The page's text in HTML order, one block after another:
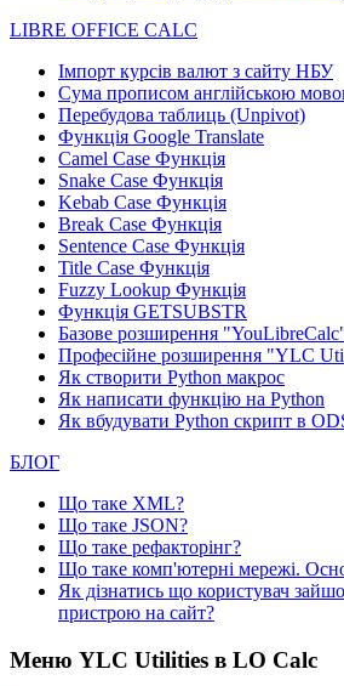
LIBRE OFFICE CALC
Імпорт курсів валют з сайту НБУ
Сума прописом англійською
Перебудова таблиць (Unpivot)
Функція Google Translate
Camel Case Функція
Snake Case Функція
Kebab Case Функція
Break Case Функція
Sentence Case Функція
Title Case Функція
Fuzzy Lookup Функція
Функція GETSUBSTR
Базове розширення
Професійне розширення "YLC
Як створити Python макрос
Як написати функцію на Python
Як вбудувати Python скрипт в
БЛОГ
Що таке XML?
Що таке JSON?
Що таке рефакторінг?
Що таке комп'ютерні мережі.
Як дізнатись що користувач
пристрою на сайт?
Меню YLC Utilities в LO Calc